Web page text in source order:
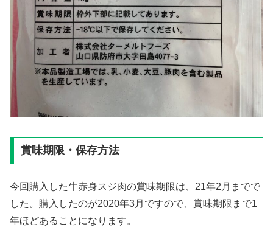
賞味期限・保存方法
今回購入した牛赤身スジ肉の賞味期限は、21年2月までで
した。購入したのが2020年3月ですので、賞味期限まで1
年ほどあることになります。